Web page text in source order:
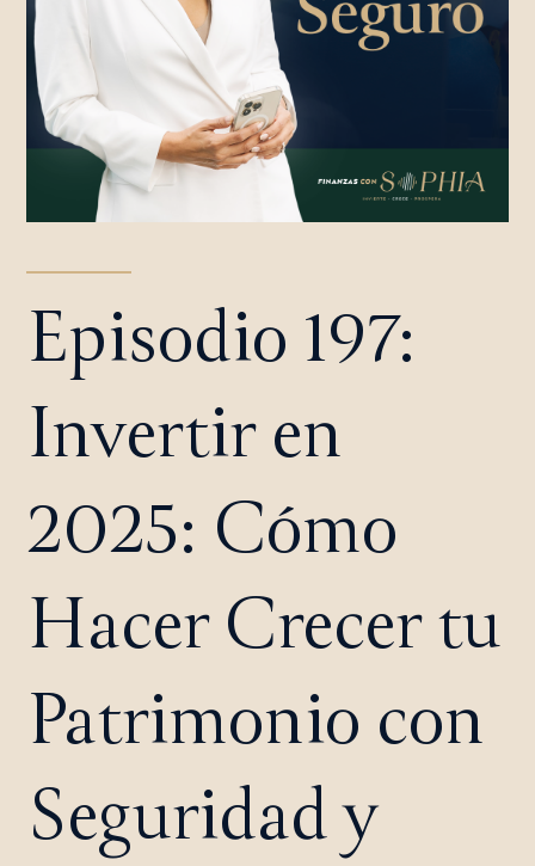
Episodio 197:
Invertir en
2025: Cómo
Hacer Crecer tu
Patrimonio con
Seguridad y